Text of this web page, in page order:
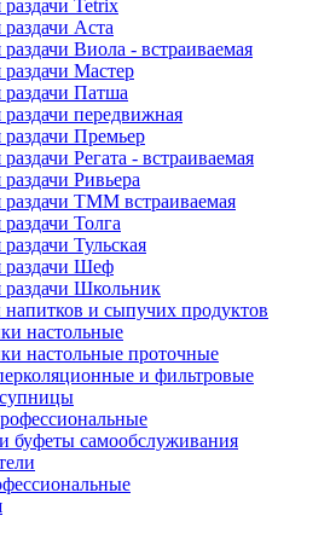
Tetrix
Аста
Виола - встраиваемая
Мастер
Патша
передвижная
Премьер
Регата - встраиваемая
Ривьера
ТММ встраиваемая
Толга
Тульская
Шеф
Школьник
и сыпучих продуктов
настольные
настольные проточные
и фильтровые
буфеты самообслуживания